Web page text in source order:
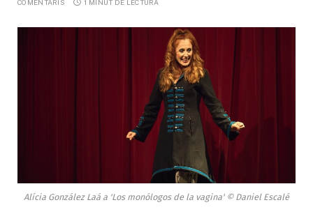
COMENTARIS 1 MINUT DE LECTURA
Alícia González Laá a 'Los monólogos de la vagina' © Daniel Escalé